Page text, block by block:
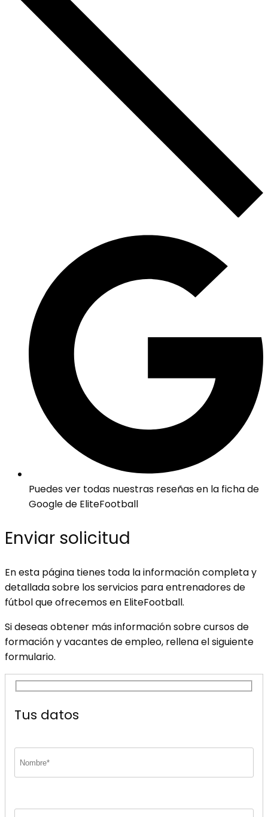
Puedes ver todas nuestras reseñas en la ficha de
Google de EliteFootball
Enviar solicitud
En esta página tienes toda la información completa y
detallada sobre los servicios para entrenadores de
fútbol que ofrecemos en EliteFootball.
Si deseas obtener más información sobre cursos de
formación y vacantes de empleo, rellena el siguiente
formulario.
Tus datos